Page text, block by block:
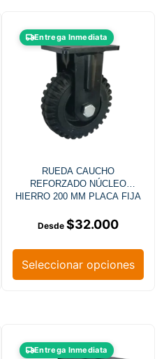
Entrega Inmediata
RUEDA CAUCHO
REFORZADO NÚCLEO
HIERRO 200 MM PLACA FIJA
$32.000
Seleccionar opciones
Entrega Inmediata